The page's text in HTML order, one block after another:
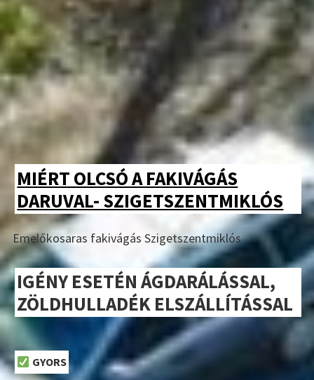
MIÉRT OLCSÓ A FAKIVÁGÁS
DARUVAL- SZIGETSZENTMIKLÓS
Emelőkosaras fakivágás Szigetszentmiklós
IGÉNY ESETÉN ÁGDARÁLÁSSAL,
ZÖLDHULLADÉK ELSZÁLLÍTÁSSAL
GYORS